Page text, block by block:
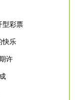
型彩票
快乐
许